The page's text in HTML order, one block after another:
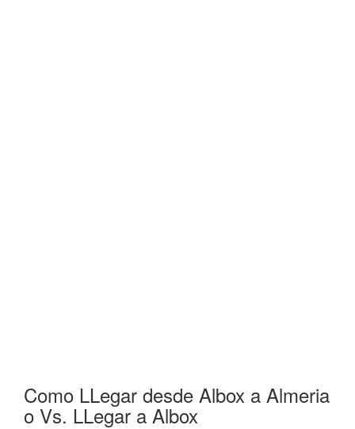
Como LLegar desde Albox a Almeria
o Vs. LLegar a Albox